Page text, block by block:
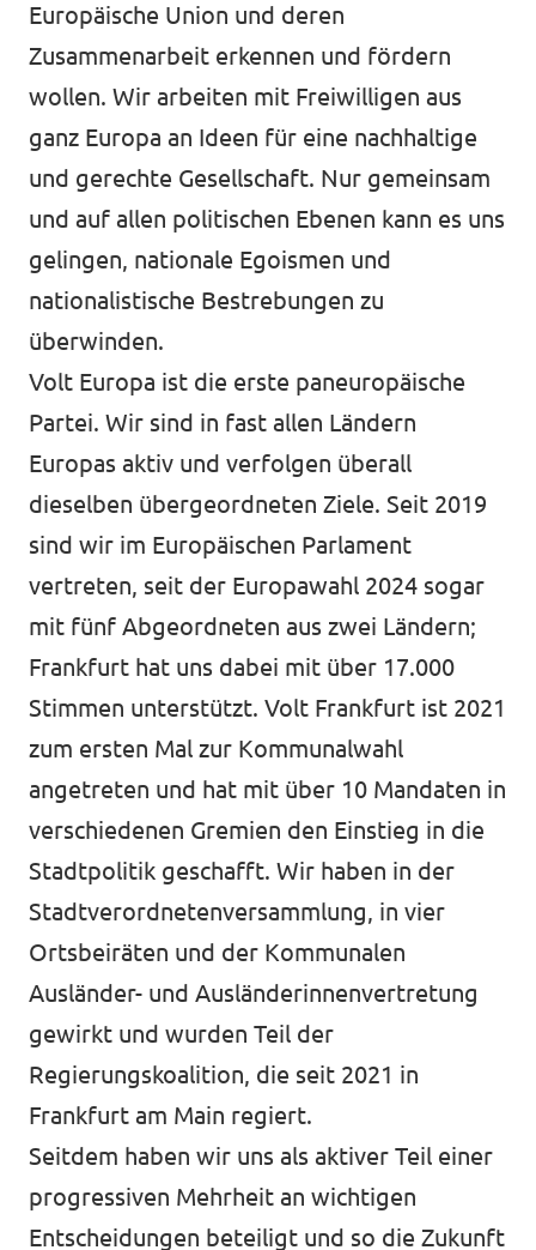
Europäische Union und deren
Zusammenarbeit erkennen und fördern
wollen. Wir arbeiten mit Freiwilligen aus
ganz Europa an Ideen für eine nachhaltige
und gerechte Gesellschaft. Nur gemeinsam
und auf allen politischen Ebenen kann es uns
gelingen, nationale Egoismen und
nationalistische Bestrebungen zu
überwinden.
Volt Europa ist die erste paneuropäische
Partei. Wir sind in fast allen Ländern
Europas aktiv und verfolgen überall
dieselben übergeordneten Ziele. Seit 2019
sind wir im Europäischen Parlament
vertreten, seit der Europawahl 2024 sogar
mit fünf Abgeordneten aus zwei Ländern;
Frankfurt hat uns dabei mit über 17.000
Stimmen unterstützt. Volt Frankfurt ist 2021
zum ersten Mal zur Kommunalwahl
angetreten und hat mit über 10 Mandaten in
verschiedenen Gremien den Einstieg in die
Stadtpolitik geschafft. Wir haben in der
Stadtverordnetenversammlung, in vier
Ortsbeiräten und der Kommunalen
Ausländer- und Ausländerinnenvertretung
gewirkt und wurden Teil der
Regierungskoalition, die seit 2021 in
Frankfurt am Main regiert.
Seitdem haben wir uns als aktiver Teil einer
progressiven Mehrheit an wichtigen
Entscheidungen beteiligt und so die Zukunft